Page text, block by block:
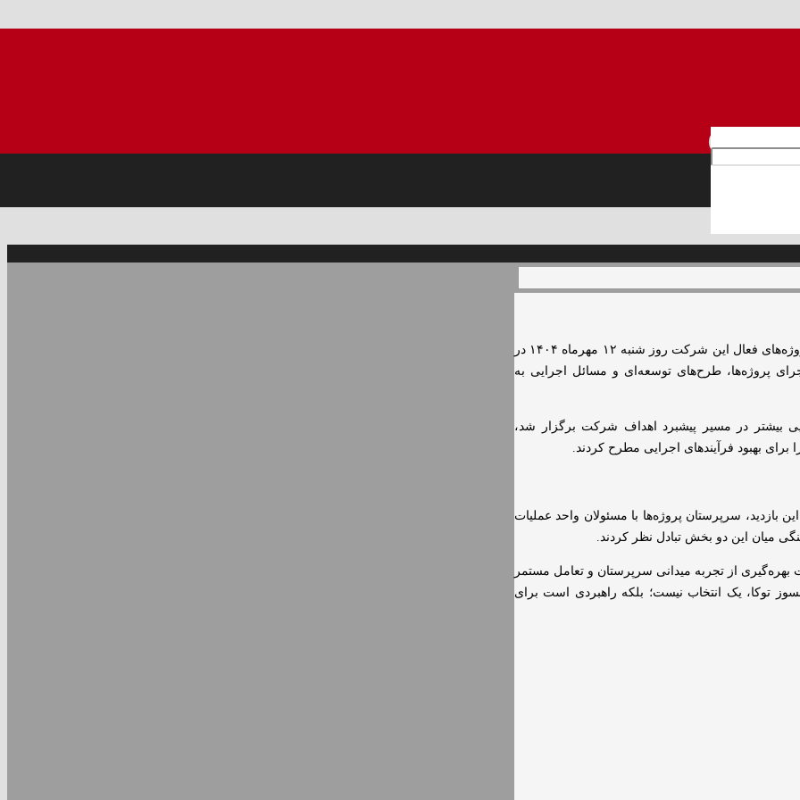
عام)
🔸به گزارش روابط‌عمومی شرکت صنایع نسوز توکا، جمعی از سرپرستان پروژه‌های فعال این شرکت روز شنبه ۱۲ مهرماه ۱۴۰۴ در
پروژه‌ها، طرح‌های توسعه‌ای و مسائل اجرایی به
در مسیر پیشبرد اهداف شرکت برگزار شد،
برای بهبود فرآیندهای اجرایی مطرح کردند.
بازدید، سرپرستان پروژه‌ها با مسئولان واحد عملیات
میان این دو بخش تبادل نظر کردند.
از تجربه میدانی سرپرستان و تعامل مستمر
نسوز توکا، یک انتخاب نیست؛ بلکه راهبردی است برای